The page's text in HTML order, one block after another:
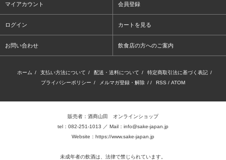
マイアカウント 会員登録
ログイン カートを見る
お問い合わせ 飲食店の方へのご案内
ホーム / 支払い方法について / 配送・送料について / 特定商取引法に基づく表記 /
プライバシーポリシー / メルマガ登録・解除 / / RSS / ATOM
販売者：酒商山田 オンラインショップ
tel：082-251-1013 ／ Mail：info@sake-japan.jp
Website： https://www.sake-japan.jp
未成年者の飲酒は、法律で禁じられています。